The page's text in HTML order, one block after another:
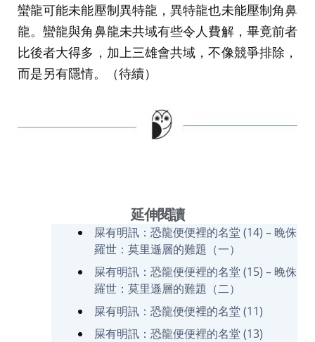
蠻龍可能未能壓制異特龍，異特龍也未能壓制角鼻
龍。蠻龍與角鼻龍未共域有些令人費解，畢竟前者
比後者大得多，加上三雄會共域，不像競爭排除，
而是另有隱情。（待續）
延伸閱讀
屎有明訊：恐龍便便裡的名堂 (14) – 晚侏
羅世：莫里遜層的難題（一）
屎有明訊：恐龍便便裡的名堂 (15) – 晚侏
羅世：莫里遜層的難題（二）
屎有明訊：恐龍便便裡的名堂 (11)
屎有明訊：恐龍便便裡的名堂 (13)